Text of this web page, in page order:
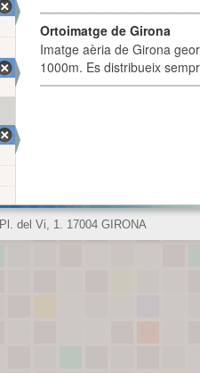
Ortoimatge de Girona
Imatge aèria de Girona
1000m. Es distribueix
Pl. del Vi, 1. 17004 GIRONA